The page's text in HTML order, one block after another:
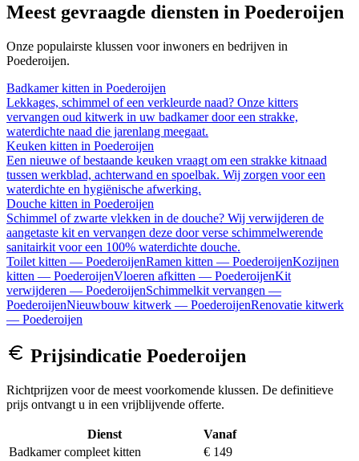
Meest gevraagde diensten in Poederoijen
Onze populairste klussen voor inwoners en bedrijven in
Poederoijen.
Badkamer kitten in Poederoijen
Lekkages, schimmel of een verkleurde naad? Onze kitters
vervangen oud kitwerk in uw badkamer door een strakke,
waterdichte naad die jarenlang meegaat.
Keuken kitten in Poederoijen
Een nieuwe of bestaande keuken vraagt om een strakke kitnaad
tussen werkblad, achterwand en spoelbak. Wij zorgen voor een
waterdichte en hygiënische afwerking.
Douche kitten in Poederoijen
Schimmel of zwarte vlekken in de douche? Wij verwijderen de
aangetaste kit en vervangen deze door verse schimmelwerende
sanitairkit voor een 100% waterdichte douche.
Toilet kitten — PoederoijenRamen kitten — PoederoijenKozijnen
kitten — PoederoijenVloeren afkitten — PoederoijenKit
verwijderen — PoederoijenSchimmelkit vervangen —
PoederoijenNieuwbouw kitwerk — PoederoijenRenovatie kitwerk
— Poederoijen
Prijsindicatie Poederoijen
Richtprijzen voor de meest voorkomende klussen. De definitieve
prijs ontvangt u in een vrijblijvende offerte.
Dienst
Vanaf
Badkamer compleet kitten
€ 149